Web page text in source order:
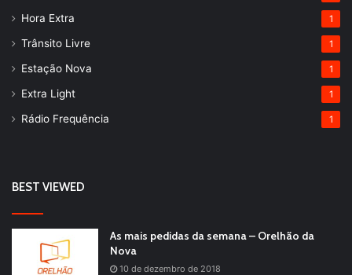
Hora Extra 1
Trânsito Livre 1
Estação Nova 1
Extra Light 1
Rádio Frequência 1
BEST VIEWED
As mais pedidas da semana – Orelhão da
Nova
10 de dezembro de 2018